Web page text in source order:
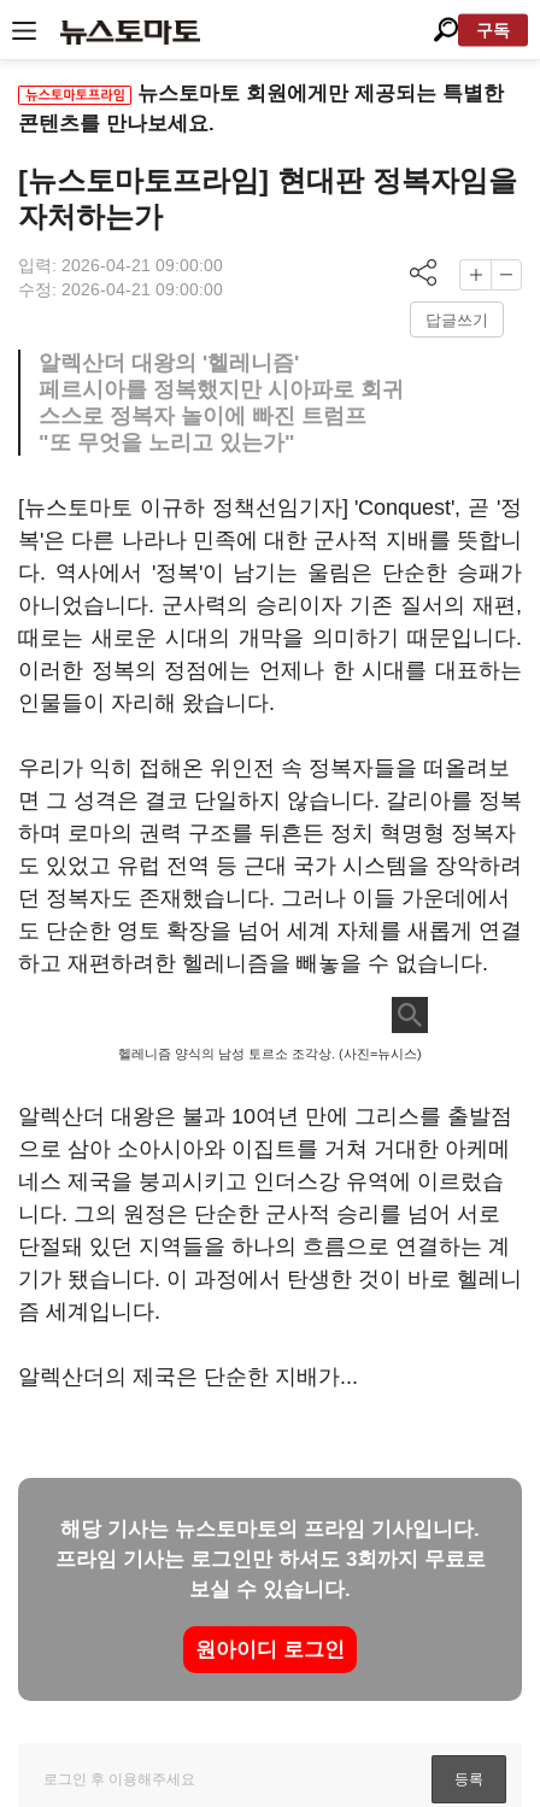
구독
뉴스토마토 회원에게만 제공되는 특별한
콘텐츠를 만나보세요.
[뉴스토마토프라임] 현대판 정복자임을
자처하는가
입력: 2026-04-21 09:00:00
수정: 2026-04-21 09:00:00
답글쓰기
알렉산더 대왕의 '헬레니즘'
페르시아를 정복했지만 시아파로 회귀
스스로 정복자 놀이에 빠진 트럼프
"또 무엇을 노리고 있는가"
[뉴스토마토 이규하 정책선임기자] 'Conquest', 곧 '정
복'은 다른 나라나 민족에 대한 군사적 지배를 뜻합니
다. 역사에서 '정복'이 남기는 울림은 단순한 승패가
아니었습니다. 군사력의 승리이자 기존 질서의 재편,
때로는 새로운 시대의 개막을 의미하기 때문입니다.
이러한 정복의 정점에는 언제나 한 시대를 대표하는
인물들이 자리해 왔습니다.
우리가 익히 접해온 위인전 속 정복자들을 떠올려보
면 그 성격은 결코 단일하지 않습니다. 갈리아를 정복
하며 로마의 권력 구조를 뒤흔든 정치 혁명형 정복자
도 있었고 유럽 전역 등 근대 국가 시스템을 장악하려
던 정복자도 존재했습니다. 그러나 이들 가운데에서
도 단순한 영토 확장을 넘어 세계 자체를 새롭게 연결
하고 재편하려한 헬레니즘을 빼놓을 수 없습니다.
헬레니즘 양식의 남성 토르소 조각상. (사진=뉴시스)
알렉산더 대왕은 불과 10여년 만에 그리스를 출발점
으로 삼아 소아시아와 이집트를 거쳐 거대한 아케메
네스 제국을 붕괴시키고 인더스강 유역에 이르렀습
니다. 그의 원정은 단순한 군사적 승리를 넘어 서로
단절돼 있던 지역들을 하나의 흐름으로 연결하는 계
기가 됐습니다. 이 과정에서 탄생한 것이 바로 헬레니
즘 세계입니다.
알렉산더의 제국은 단순한 지배가...
해당 기사는 뉴스토마토의 프라임 기사입니다.
프라임 기사는 로그인만 하셔도 3회까지 무료로
보실 수 있습니다.
원아이디 로그인